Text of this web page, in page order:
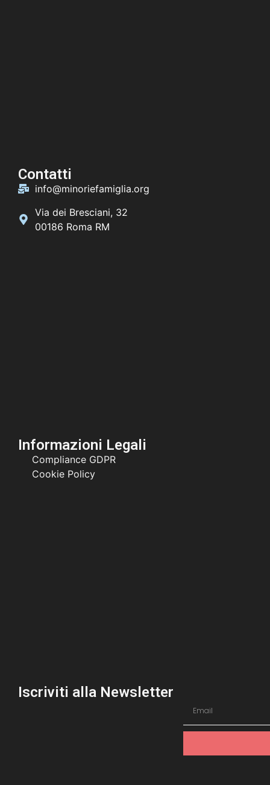
Contatti
info@minoriefamiglia.org
Via dei Bresciani, 32
00186 Roma RM
Informazioni Legali
Compliance GDPR
Cookie Policy
Iscriviti alla Newsletter